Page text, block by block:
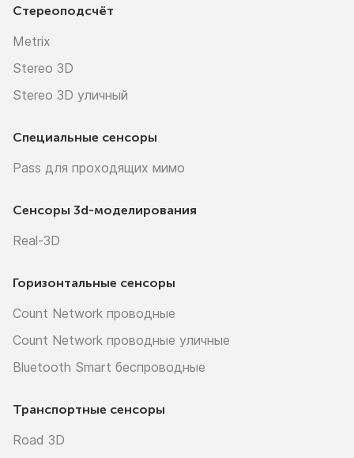
Стереоподсчёт
Metrix
Stereo 3D
Stereo 3D уличный
Специальные сенсоры
Pass для проходящих мимо
Сенсоры 3d-моделирования
Real-3D
Горизонтальные сенсоры
Count Network проводные
Count Network проводные уличные
Bluetooth Smart беспроводные
Транспортные сенсоры
Road 3D